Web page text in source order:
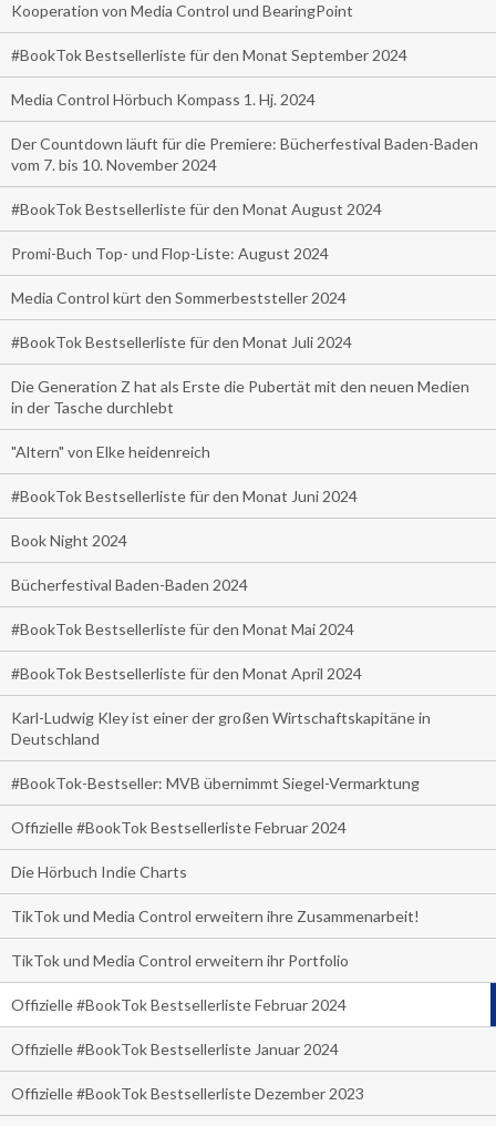
Kooperation von Media Control und BearingPoint
#BookTok Bestsellerliste für den Monat September 2024
Media Control Hörbuch Kompass 1. Hj. 2024
Der Countdown läuft für die Premiere: Bücherfestival Baden-Baden
vom 7. bis 10. November 2024
#BookTok Bestsellerliste für den Monat August 2024
Promi-Buch Top- und Flop-Liste: August 2024
Media Control kürt den Sommerbeststeller 2024
#BookTok Bestsellerliste für den Monat Juli 2024
Die Generation Z hat als Erste die Pubertät mit den neuen Medien
in der Tasche durchlebt
"Altern" von Elke heidenreich
#BookTok Bestsellerliste für den Monat Juni 2024
Book Night 2024
Bücherfestival Baden-Baden 2024
#BookTok Bestsellerliste für den Monat Mai 2024
#BookTok Bestsellerliste für den Monat April 2024
Karl-Ludwig Kley ist einer der großen Wirtschaftskapitäne in
Deutschland
#BookTok-Bestseller: MVB übernimmt Siegel-Vermarktung
Offizielle #BookTok Bestsellerliste Februar 2024
Die Hörbuch Indie Charts
TikTok und Media Control erweitern ihre Zusammenarbeit!
TikTok und Media Control erweitern ihr Portfolio
Offizielle #BookTok Bestsellerliste Februar 2024
Offizielle #BookTok Bestsellerliste Januar 2024
Offizielle #BookTok Bestsellerliste Dezember 2023